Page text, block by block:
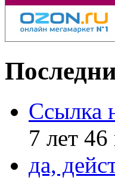
Ссылка
7 лет 46
да,